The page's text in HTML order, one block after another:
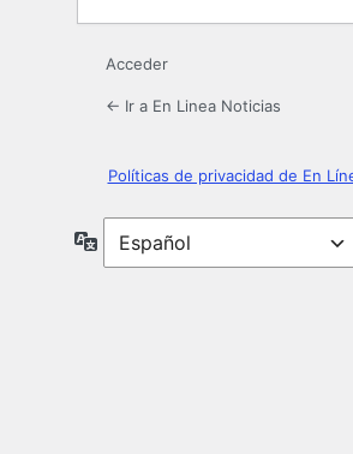
Acceder
← Ir a En Linea Noticias
Políticas de privacidad de En
Idioma